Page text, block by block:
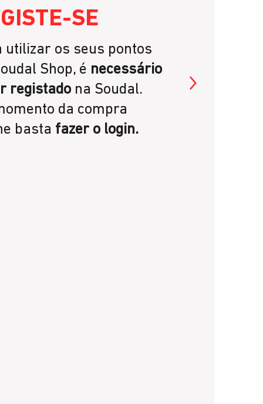
SE
utilizar os seus pontos
Shop, é necessário
registado na Soudal.
da compra
basta fazer o login.